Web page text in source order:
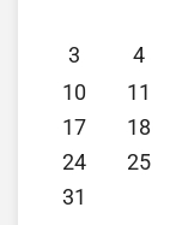
3
4
10
11
17
18
24
25
31